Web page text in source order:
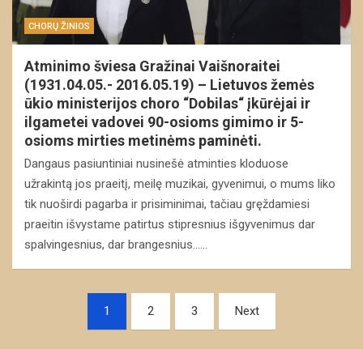
CHORŲ ŽINIOS
Atminimo šviesa Gražinai Vaišnoraitei
(1931.04.05.- 2016.05.19) – Lietuvos žemės
ūkio ministerijos choro “Dobilas“ įkūrėjai ir
ilgametei vadovei 90-osioms gimimo ir 5-
osioms mirties metinėms paminėti.
Dangaus pasiuntiniai nusinešė atminties kloduose
užrakintą jos praeitį, meilę muzikai, gyvenimui, o mums liko
tik nuoširdi pagarba ir prisiminimai, tačiau gręždamiesi
praeitin išvystame patirtus stipresnius išgyvenimus dar
spalvingesnius, dar brangesnius……
Navigacija1 2 3 Next